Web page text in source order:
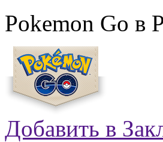
Pokemon Go в
Добавить в